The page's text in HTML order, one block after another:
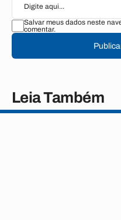
Salvar meus dados neste
comentar.
Leia Também